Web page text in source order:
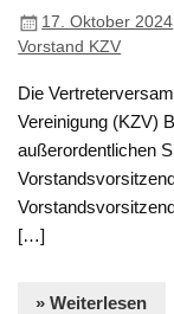
17. Oktober 2024
Vorstand KZV
Die
Vereinigung (KZV)
außerordentlichen
[…]
» Weiterlesen